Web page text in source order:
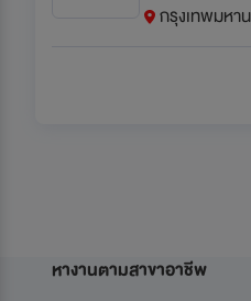
กรุงเทพมหา
หางานตามสาขาอาชีพ